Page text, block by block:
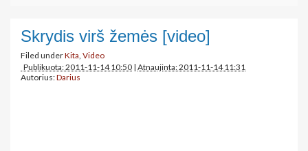
Skrydis virš žemės [video]
Filed underKita, Video
Publikuota: 2011-11-14 10:50 | Atnaujinta: 2011-11-14 11:31
Autorius:Darius